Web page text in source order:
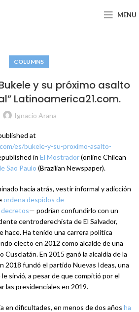
MENU
COLUMNS
y su próximo asalto
Latinoamerica21.com.
Ignacio Arana
at
es/bukele-y-su-proximo-asalto-
in El Mostrador(online Chilean
Sao Paulo (Brazilian Newspaper).
hacia atrás, vestir informal y adicción
ordena despidos de
decretos— podrían confundirlo con un
centroderechista de El Salvador,
hace. Ha tenido una carrera política
electo en 2012 como alcalde de una
Cusclatán. En 2015 ganó la alcaldía de la
2018 fundó el partido Nuevas Ideas, una
sirvió, a pesar de que compitió por el
las presidenciales en 2019.
en dificultades, en menos de dos años ha